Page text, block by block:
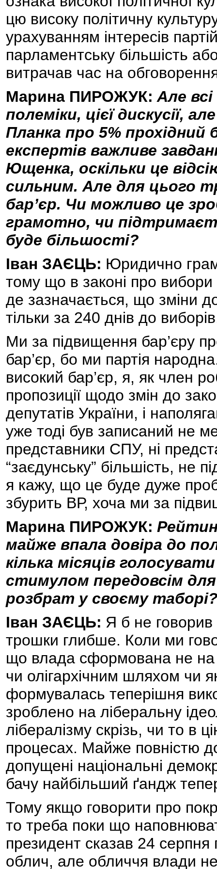
цю високу політичну
урахуванням інтересів
парламентську більшість
витрачав час на
Марина ПИРОЖУК: Але
полеміки, цієї дискусії,
Планка про 5% прохідний
експертів важливе
Ющенка, оскільки це
сильним. Але для цього
бар’єр. Чи можливо це
грамотно, чи
буде більшості?
Іван ЗАЄЦЬ: Юридично
тому що в законі про
де зазначається, що зміни
тільки за 240 днів до
Ми за підвищення бар’єру
бар’єр, бо ми партія
високий бар’єр, я, як член
пропозиції щодо змін до
депутатів України, і
уже тоді був записаний не
представники СПУ, ні
“заєдунську” більшість, не
я кажу, що це буде дуже
збурить ВР, хоча ми за
Марина ПИРОЖУК:
майже впала довіра до
кілька місяців
стимулом передовсім
розбрат у своєму
Іван ЗАЄЦЬ: Я б не
трошки глибше. Коли ми
що влада сформована не на
чи олігархічним шляхом чи
формувалась теперішня
зроблено на ліберальну
лібералізму скрізь, чи то в
процесах. Майже повністю
допущені національні
бачу найбільший ґандж
Тому якщо говорити про
то треба поки що
президент сказав 24
облич, але обличчя влади